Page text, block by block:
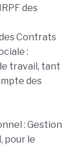
des
Contrats
:
travail, tant
des
: Gestion
pour le